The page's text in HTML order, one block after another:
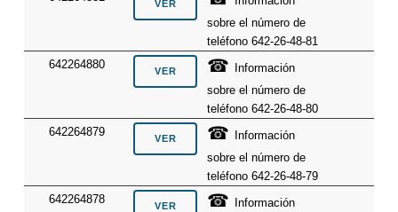
sobre el número de
teléfono 642-26-48-81
642264880
☎
Información
sobre el número de
teléfono 642-26-48-80
642264879
☎
Información
sobre el número de
teléfono 642-26-48-79
642264878
☎
Información